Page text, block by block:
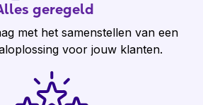
geregeld
met het samenstellen van een
voor jouw klanten.